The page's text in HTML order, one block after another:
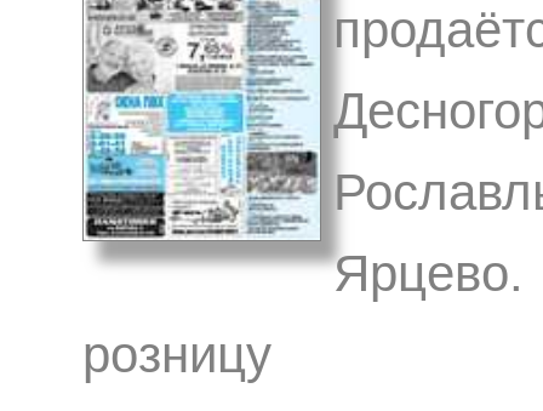
Ярцево.
розницу